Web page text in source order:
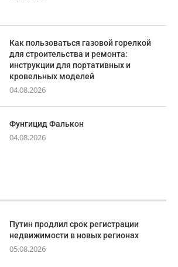
Как пользоваться газовой горелкой
для строительства и ремонта:
инструкции для портативных и
кровельных моделей
04.08.2026
Фунгицид Фалькон
04.08.2026
Путин продлил срок регистрации
недвижимости в новых регионах
05.08.2026